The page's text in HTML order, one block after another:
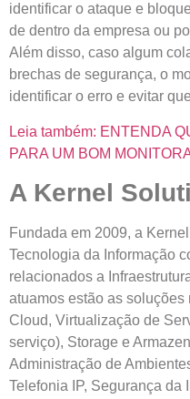
identificar o ataque e
de dentro da empresa ou
Além disso, caso algum
brechas de segurança, o
identificar o erro e evitar
Leia também: ENTENDA
PARA UM BOM
A Kernel
Fundada em 2009, a
Tecnologia da Informação
relacionados a
atuamos estão as
Cloud, Virtualização de
serviço), Storage e
Administração de
Telefonia IP, Segurança da